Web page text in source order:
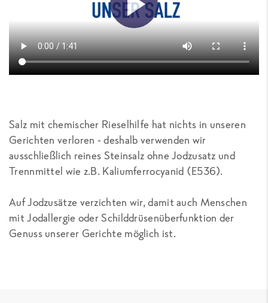
Salz mit chemischer Rieselhilfe hat nichts in unseren
Gerichten verloren - deshalb verwenden wir
ausschließlich reines Steinsalz ohne Jodzusatz und
Trennmittel wie z.B. Kaliumferrocyanid (E536).
Auf Jodzusätze verzichten wir, damit auch Menschen
mit Jodallergie oder Schilddrüsenüberfunktion der
Genuss unserer Gerichte möglich ist.